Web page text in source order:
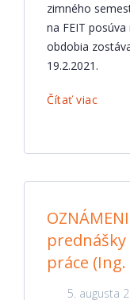
zimného
na FEIT
obdobia
19.2.2021.
Čítať viac
práce
5. augusta